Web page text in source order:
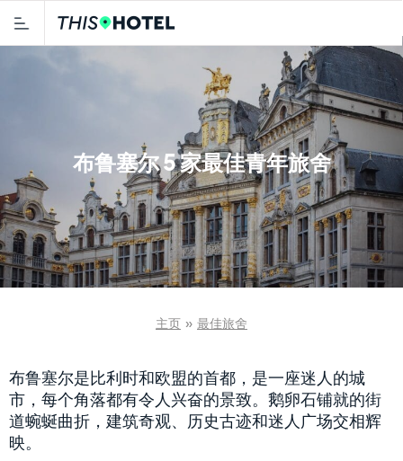
布鲁塞尔 5 家最佳青年旅舍
主页 » 最佳旅舍
布鲁塞尔是比利时和欧盟的首都，是一座迷人的城
市，每个角落都有令人兴奋的景致。鹅卵石铺就的街
道蜿蜒曲折，建筑奇观、历史古迹和迷人广场交相辉
映。